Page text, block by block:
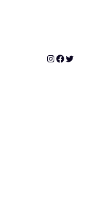
Instagram